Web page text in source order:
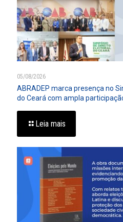
05/08/2026
ABRADEP marca presença no
do Ceará com ampla
Leia mais